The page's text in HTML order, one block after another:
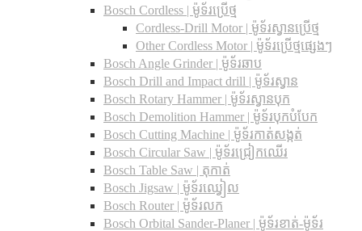
Bosch Cordless | ម៉ូទ័រប្រើថ្ម
Cordless-Drill Motor | ម៉ូទ័រស្វានប្រើថ្ម
Other Cordless Motor | ម៉ូទ័រប្រើថ្មផ្សេងៗ
Bosch Angle Grinder | ម៉ូទ័រឆាប
Bosch Drill and Impact drill | ម៉ូទ័រស្វាន
Bosch Rotary Hammer | ម៉ូទ័រស្វានបុក
Bosch Demolition Hammer | ម៉ូទ័របុកបំបែក
Bosch Cutting Machine | ម៉ូទ័រកាត់សង្កត់
Bosch Circular Saw | ម៉ូទ័រជ្រៀកឈើរ
Bosch Table Saw | តុកាត់
Bosch Jigsaw | ម៉ូទ័រឈ្វៀល
Bosch Router | ម៉ូទ័រលក
Bosch Orbital Sander-Planer​ | ម៉ូទ័រខាត់-ម៉ូទ័រ